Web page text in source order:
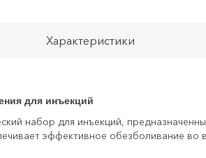
Характеристики
для инъекций
набор для инъекций,
эффективное обезболивание